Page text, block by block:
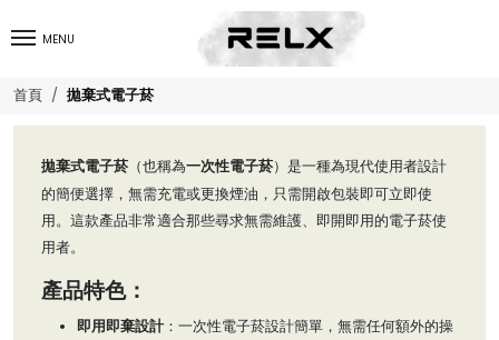
MENU
首頁 拋棄式電子菸
拋棄式電子菸 （也稱為一次性電子菸）是一種為現代使用者設計
的簡便選擇，無需充電或更換煙油，只需開啟包裝即可立即使
用。這款產品非常適合那些尋求無需維護、即開即用的電子菸使
用者。
產品特色：
即用即棄設計：一次性電子菸設計簡單，無需任何額外的操